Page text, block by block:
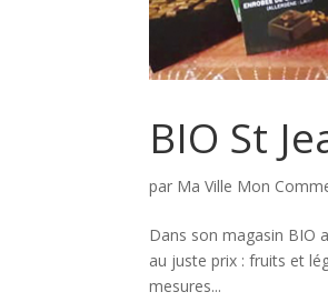
BIO St
par Ma Ville Mon
Dans son magasin BIO
au juste prix : fruits et
mesures...